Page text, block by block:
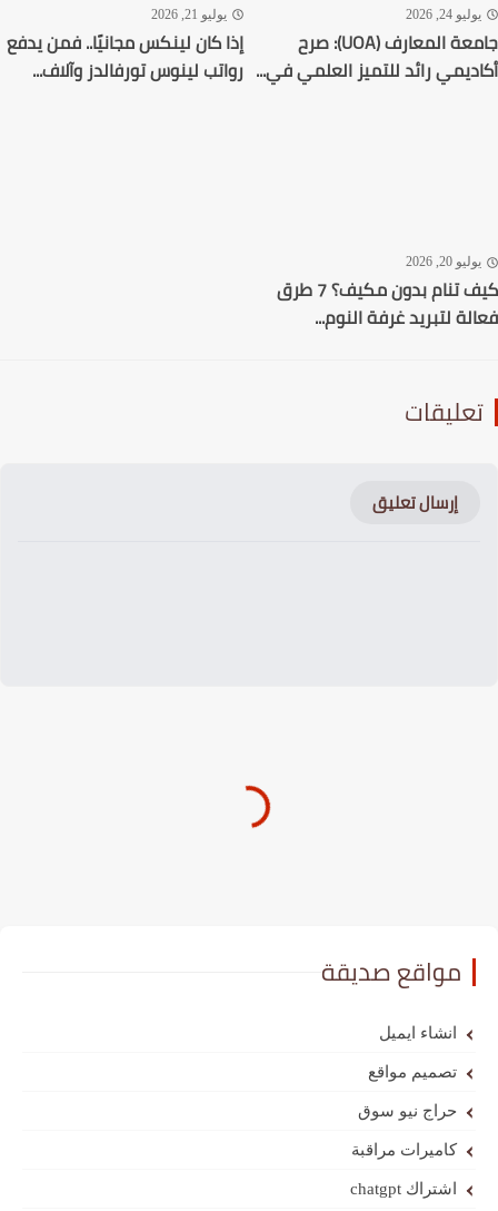
24, 2026
جامعة المعارف (UOA): صرح
رائد للتميز العلمي في...
يوليو 21, 2026
إذا كان لينكس مجانيًا.. فمن يدفع
رواتب لينوس تورفالدز وآلاف...
20, 2026
كيف تنام بدون مكيف؟ 7 طرق
لتبريد غرفة النوم...
إرسال تعليق
مواقع صديقة
انشاء ايميل
تصميم مواقع
حراج نيو سوق
كاميرات مراقبة
اشتراك chatgpt